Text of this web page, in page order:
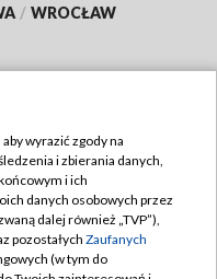
/ WROCŁAW
TVP
wyrazić zgody na
i zbierania danych,
i ich
danych osobowych przez
dalej również „TVP”),
pozostałych Zaufanych
(w tym do